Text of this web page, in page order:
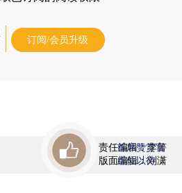
订阅/会员升级
责任编辑：李箐
版面编辑：刘潇
首席赞赏官
虚位以待